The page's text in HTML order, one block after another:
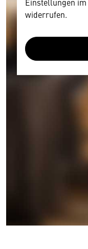
Einstellungen
widerrufen.
Hier würden wir
Inhalt
Ihre